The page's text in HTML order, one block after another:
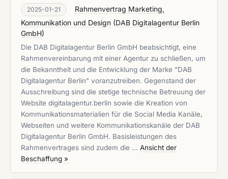
2025-01-21
Rahmenvertrag Marketing,
Kommunikation und Design (DAB Digitalagentur Berlin
GmbH)
Die DAB Digitalagentur Berlin GmbH beabsichtigt, eine
Rahmenvereinbarung mit einer Agentur zu schließen, um
die Bekanntheit und die Entwicklung der Marke "DAB
Digitalagentur Berlin" voranzutreiben. Gegenstand der
Ausschreibung sind die stetige technische Betreuung der
Website digitalagentur.berlin sowie die Kreation von
Kommunikationsmaterialien für die Social Media Kanäle,
Webseiten und weitere Kommunikationskanäle der DAB
Digitalagentur Berlin GmbH. Basisleistungen des
Rahmenvertrages sind zudem die … Ansicht der
Beschaffung »